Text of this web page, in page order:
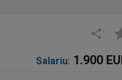
Salariu: 1.900